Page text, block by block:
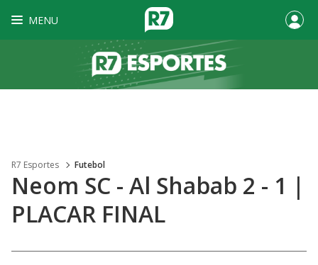
MENU
R7 Esportes Futebol
Neom SC - Al Shabab 2 - 1 |
PLACAR FINAL